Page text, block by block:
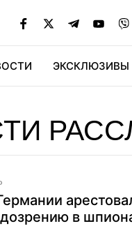
ЭКСКЛЮЗИВЫ
в